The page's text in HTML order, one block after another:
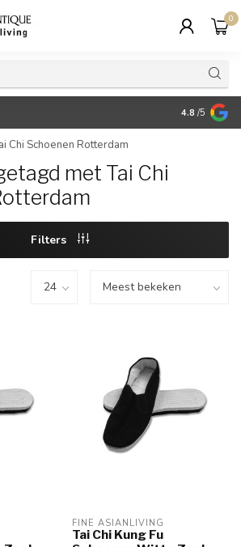
0
4.8 /5
Chi Schoenen Rotterdam
met Tai Chi
Filters
FINE ASIANLIVING
Tai Chi Kung Fu